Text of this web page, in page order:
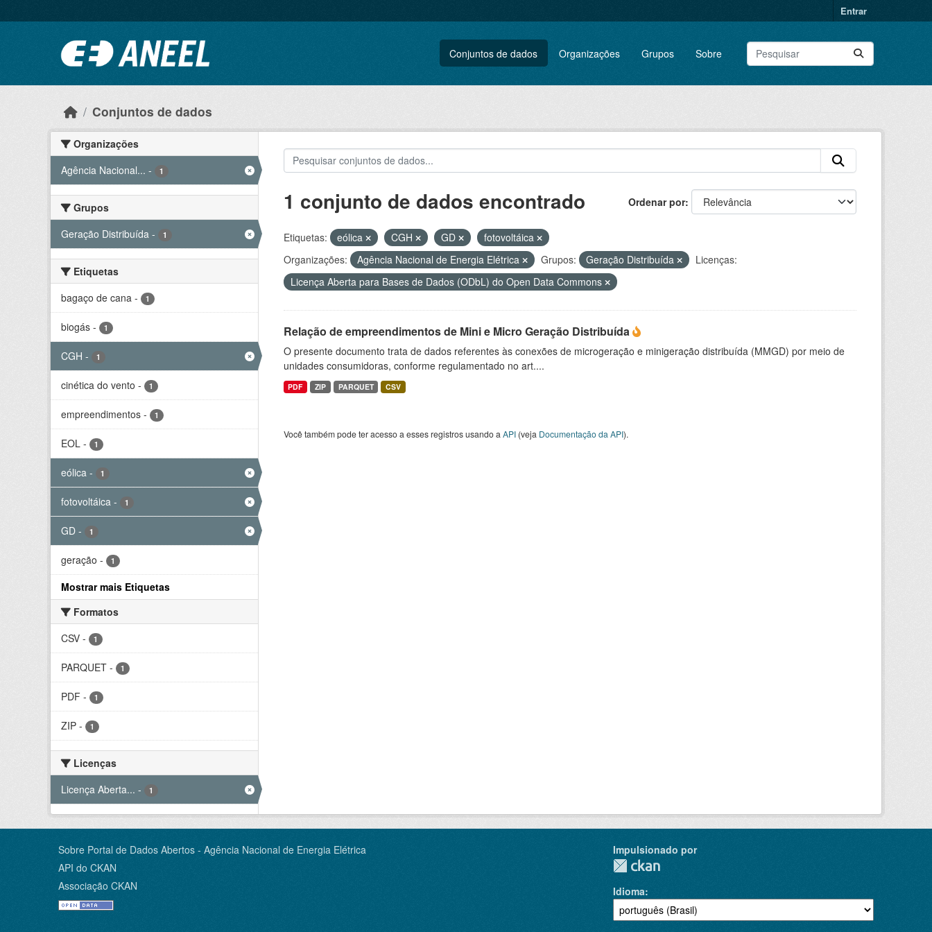
Entrar
Conjuntos de dados Organizações Grupos Sobre
Conjuntos de dados
Organizações
Agência Nacional... - 1
Grupos
Geração Distribuída - 1
Etiquetas
bagaço de cana - 1
biogás - 1
CGH - 1
cinética do vento - 1
empreendimentos - 1
EOL - 1
eólica - 1
fotovoltáica - 1
GD - 1
geração - 1
Mostrar mais Etiquetas
Formatos
CSV - 1
PARQUET - 1
PDF - 1
ZIP - 1
Licenças
Licença Aberta... - 1
Ordenar por
1 conjunto de dados encontrado
Etiquetas: eólica CGH GD
fotovoltáica
Organizações:
Agência Nacional de Energia Elétrica Grupos: Geração Distribuída
Licenças:
Licença Aberta para Bases de Dados (ODbL) do Open Data Commons
Relação de empreendimentos de Mini e Micro Geração Distribuída
O presente documento trata de dados referentes às conexões de microgeração e minigeração distribuída (MMGD) por meio de
unidades consumidoras, conforme regulamentado no art....
PDF ZIP PARQUET CSV
Você também pode ter acesso a esses registros usando a API(veja Documentação da API).
Sobre Portal de Dados Abertos - Agência Nacional de Energia Elétrica
API do CKAN
Associação CKAN
Impulsionado por
Idioma